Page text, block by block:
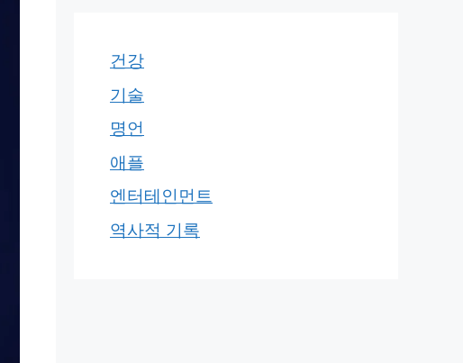
건강
기술
명언
애플
엔터테인먼트
역사적 기록